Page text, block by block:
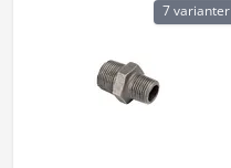
7 varianter